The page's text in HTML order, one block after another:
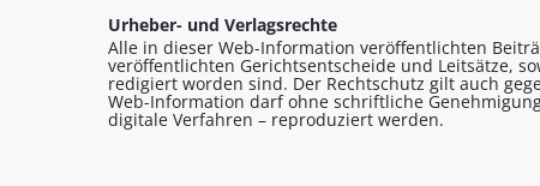
Urheber- und Verlagsrechte
Alle in dieser Web-Information veröffentlichten
veröffentlichten Gerichtsentscheide und Leitsätze,
redigiert worden sind. Der Rechtschutz gilt auch
Web-Information darf ohne schriftliche
digitale Verfahren – reproduziert werden.